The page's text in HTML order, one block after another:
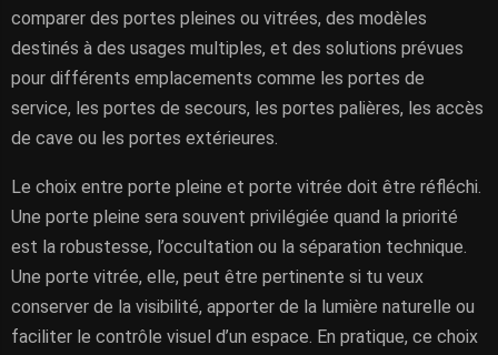
comparer des portes pleines ou vitrées, des modèles
destinés à des usages multiples, et des solutions prévues
pour différents emplacements comme les portes de
service, les portes de secours, les portes palières, les accès
de cave ou les portes extérieures.
Le choix entre porte pleine et porte vitrée doit être réfléchi.
Une porte pleine sera souvent privilégiée quand la priorité
est la robustesse, l’occultation ou la séparation technique.
Une porte vitrée, elle, peut être pertinente si tu veux
conserver de la visibilité, apporter de la lumière naturelle ou
faciliter le contrôle visuel d’un espace. En pratique, ce choix